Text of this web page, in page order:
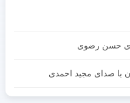
حسن رضوی
با صدای مجید احمدی